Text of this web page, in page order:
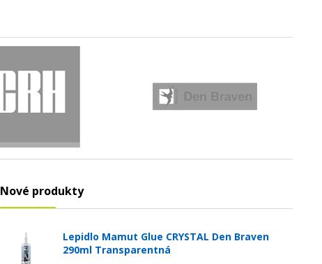
Nové produkty
Lepidlo Mamut Glue CRYSTAL Den Braven
290ml Transparentná